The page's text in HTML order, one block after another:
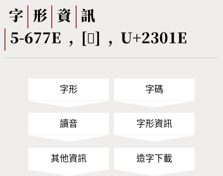
筆順序查詢
CNS查詢 Unicode查詢
字形下載
熱門查詢統計
字 形 資
訊
5-677E , [𣀞] , U+2301E
字形 字碼
讀音 字形資訊
其他資訊 造字下載